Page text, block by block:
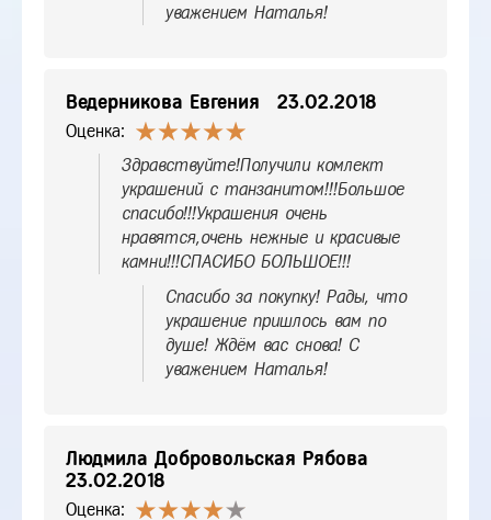
уважением Наталья!
Ведерникова Евгения 23.02.2018
Оценка:
Здравствуйте!Получили комлект
украшений с танзанитом!!!Большое
спасибо!!!Украшения очень
нравятся,очень нежные и красивые
камни!!!СПАСИБО БОЛЬШОЕ!!!
Спасибо за покупку! Рады, что
украшение пришлось вам по
душе! Ждём вас снова! С
уважением Наталья!
Людмила Добровольская Рябова
23.02.2018
Оценка: